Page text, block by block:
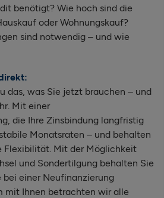
benötigt? Wie hoch sind die
oder Wohnungskauf?
sind notwendig – und wie
das, was Sie jetzt brauchen – und
Mit einer
die Ihre Zinsbindung langfristig
Monatsraten – und behalten
Flexibilität. Mit der Möglichkeit
und Sondertilgung behalten Sie
einer Neufinanzierung
mit Ihnen betrachten wir alle